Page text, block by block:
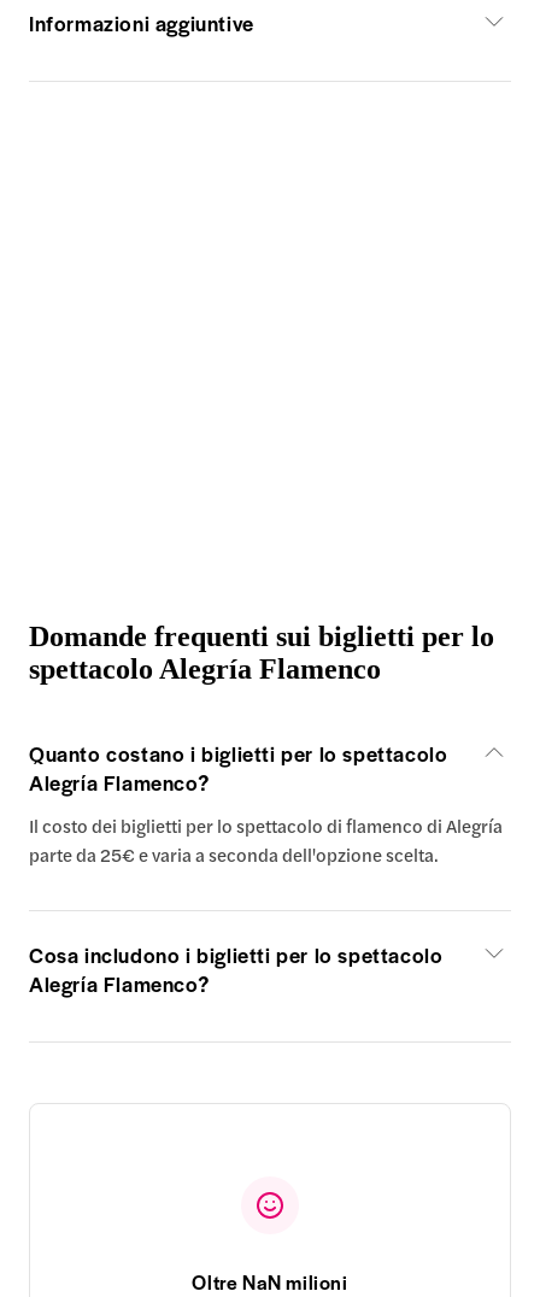
Informazioni aggiuntive
Domande frequenti sui biglietti per lo
spettacolo Alegría Flamenco
Quanto costano i biglietti per lo spettacolo
Alegría Flamenco?
Il costo dei biglietti per lo spettacolo di flamenco di Alegría
parte da 25€ e varia a seconda dell'opzione scelta.
Cosa includono i biglietti per lo spettacolo
Alegría Flamenco?
Oltre NaN milioni